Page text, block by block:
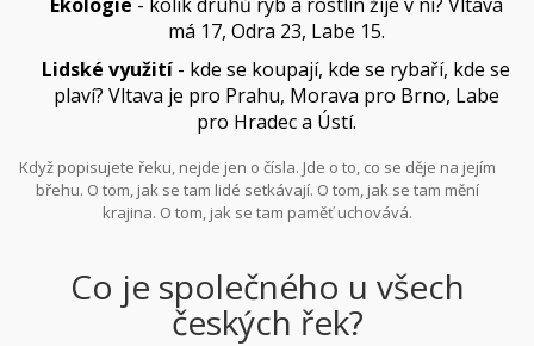
má 17, Odra 23, Labe 15.
Lidské využití - kde se koupají, kde se rybaří, kde se
plaví? Vltava je pro Prahu, Morava pro Brno, Labe
pro Hradec a Ústí.
Když popisujete řeku, nejde jen o čísla. Jde o to, co se děje na jejím
břehu. O tom, jak se tam lidé setkávají. O tom, jak se tam mění
krajina. O tom, jak se tam paměť uchovává.
Co je společného u všech
českých řek?